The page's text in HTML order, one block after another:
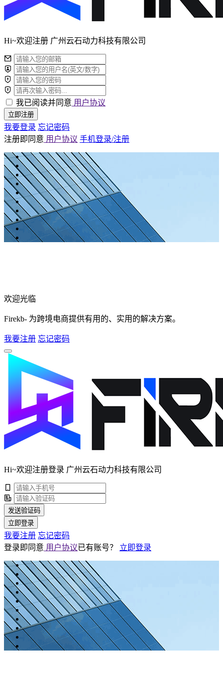
Hi~欢迎注册 广州云石动力科技有限公司
我已阅读并同意 用户协议
立即注册
我要登录 忘记密码
注册即同意 用户协议 手机登录/注册
欢迎光临
Firekb- 为跨境电商提供有用的、实用的解决方案。
我要注册 忘记密码
Hi~欢迎注册登录 广州云石动力科技有限公司
发送验证码
立即登录
我要注册 忘记密码
登录即同意 用户协议已有账号？ 立即登录